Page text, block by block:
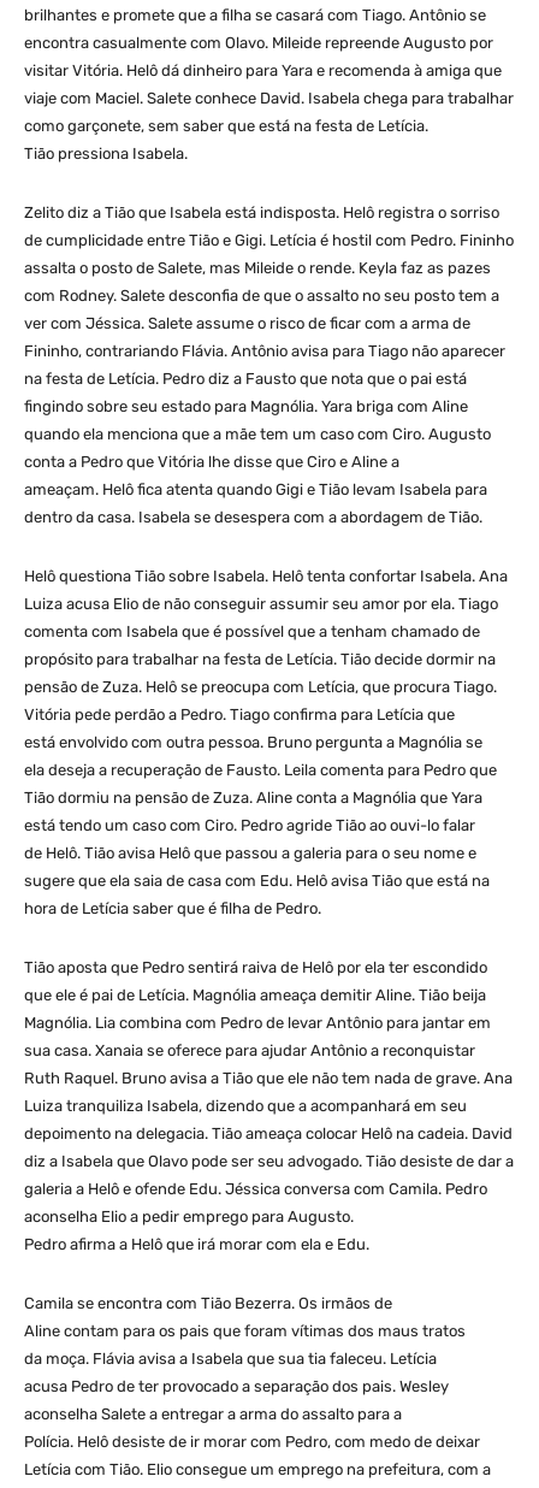
brilhantes e promete que a filha se casará com Tiago. Antônio se
encontra casualmente com Olavo. Mileide repreende Augusto por
visitar Vitória. Helô dá dinheiro para Yara e recomenda à amiga que
viaje com Maciel. Salete conhece David. Isabela chega para trabalhar
como garçonete, sem saber que está na festa de Letícia.
Tião pressiona Isabela.
Zelito diz a Tião que Isabela está indisposta. Helô registra o sorriso
de cumplicidade entre Tião e Gigi. Letícia é hostil com Pedro. Fininho
assalta o posto de Salete, mas Mileide o rende. Keyla faz as pazes
com Rodney. Salete desconfia de que o assalto no seu posto tem a
ver com Jéssica. Salete assume o risco de ficar com a arma de
Fininho, contrariando Flávia. Antônio avisa para Tiago não aparecer
na festa de Letícia. Pedro diz a Fausto que nota que o pai está
fingindo sobre seu estado para Magnólia. Yara briga com Aline
quando ela menciona que a mãe tem um caso com Ciro. Augusto
conta a Pedro que Vitória lhe disse que Ciro e Aline a
ameaçam. Helô fica atenta quando Gigi e Tião levam Isabela para
dentro da casa. Isabela se desespera com a abordagem de Tião.
Helô questiona Tião sobre Isabela. Helô tenta confortar Isabela. Ana
Luiza acusa Elio de não conseguir assumir seu amor por ela. Tiago
comenta com Isabela que é possível que a tenham chamado de
propósito para trabalhar na festa de Letícia. Tião decide dormir na
pensão de Zuza. Helô se preocupa com Letícia, que procura Tiago.
Vitória pede perdão a Pedro. Tiago confirma para Letícia que
está envolvido com outra pessoa. Bruno pergunta a Magnólia se
ela deseja a recuperação de Fausto. Leila comenta para Pedro que
Tião dormiu na pensão de Zuza. Aline conta a Magnólia que Yara
está tendo um caso com Ciro. Pedro agride Tião ao ouvi-lo falar
de Helô. Tião avisa Helô que passou a galeria para o seu nome e
sugere que ela saia de casa com Edu. Helô avisa Tião que está na
hora de Letícia saber que é filha de Pedro.
Tião aposta que Pedro sentirá raiva de Helô por ela ter escondido
que ele é pai de Letícia. Magnólia ameaça demitir Aline. Tião beija
Magnólia. Lia combina com Pedro de levar Antônio para jantar em
sua casa. Xanaia se oferece para ajudar Antônio a reconquistar
Ruth Raquel. Bruno avisa a Tião que ele não tem nada de grave. Ana
Luiza tranquiliza Isabela, dizendo que a acompanhará em seu
depoimento na delegacia. Tião ameaça colocar Helô na cadeia. David
diz a Isabela que Olavo pode ser seu advogado. Tião desiste de dar a
galeria a Helô e ofende Edu. Jéssica conversa com Camila. Pedro
aconselha Elio a pedir emprego para Augusto.
Pedro afirma a Helô que irá morar com ela e Edu.
Camila se encontra com Tião Bezerra. Os irmãos de
Aline contam para os pais que foram vítimas dos maus tratos
da moça. Flávia avisa a Isabela que sua tia faleceu. Letícia
acusa Pedro de ter provocado a separação dos pais. Wesley
aconselha Salete a entregar a arma do assalto para a
Polícia. Helô desiste de ir morar com Pedro, com medo de deixar
Letícia com Tião. Elio consegue um emprego na prefeitura, com a